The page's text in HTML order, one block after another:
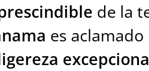
de la
es